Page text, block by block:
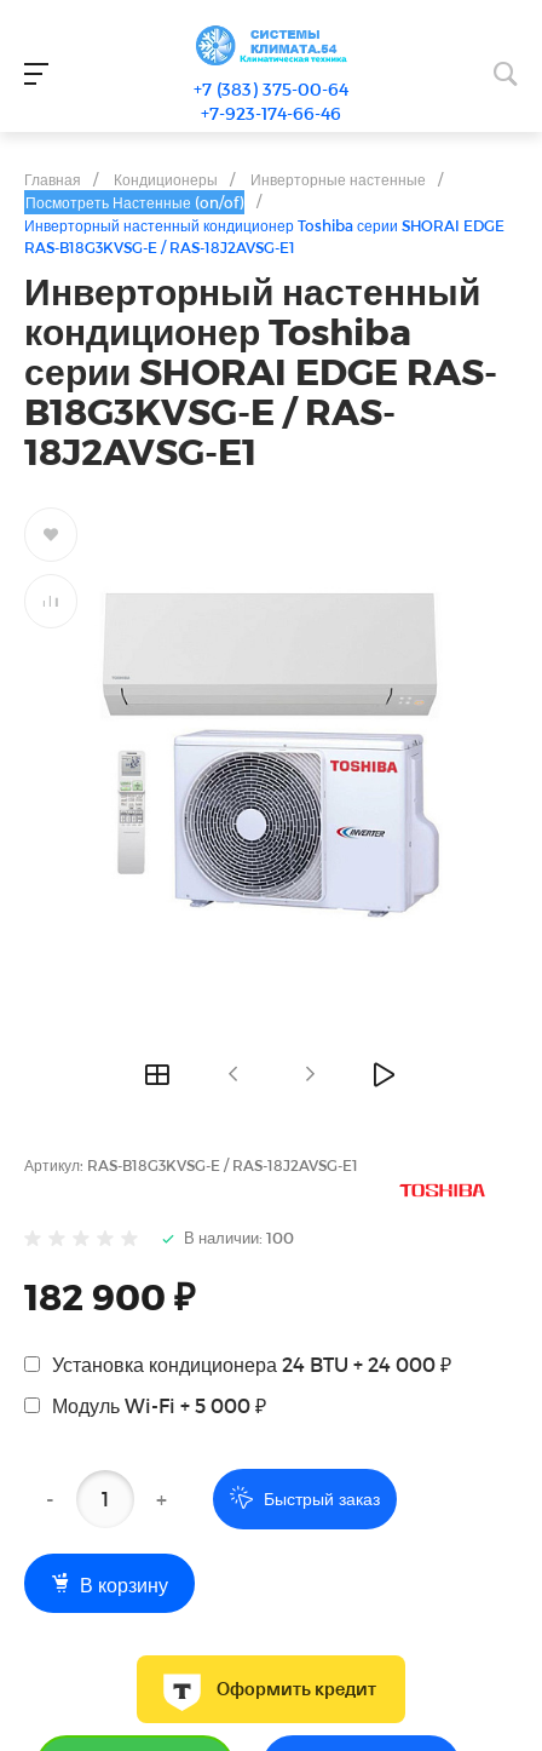
+7 (383) 375-00-64
+7-923-174-66-46
Главная / Кондиционеры / Инверторные настенные
/
Посмотреть Настенные (on/of)
/
Инверторный настенный кондиционер Toshiba серии SHORAI EDGE
RAS-B18G3KVSG-E / RAS-18J2AVSG-E1
Инверторный настенный
кондиционер Toshiba
серии SHORAI EDGE RAS-
B18G3KVSG-E / RAS-
18J2AVSG-E1
Артикул: RAS-B18G3KVSG-E / RAS-18J2AVSG-E1
В наличии: 100
182 900 ₽
Установка кондиционера 24 BTU + 24 000 ₽
Модуль Wi-Fi + 5 000 ₽
- + Быстрый заказ
В корзину
Оформить кредит